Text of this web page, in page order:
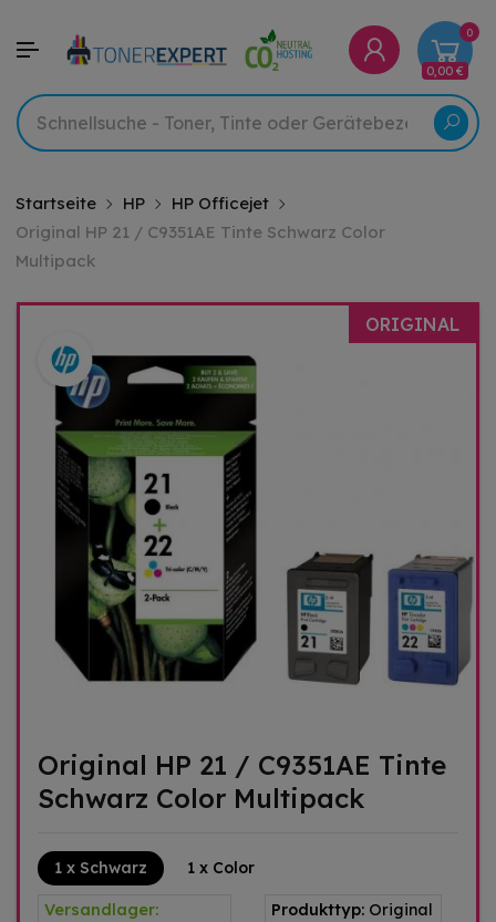
0
0,00 €
Startseite HP
HP Officejet
Original HP 21 / C9351AE Tinte Schwarz Color
Multipack
ORIGINAL
Original HP 21 / C9351AE Tinte
Schwarz Color Multipack
1 x Schwarz 1 x Color
Versandlager:
Produkttyp: Original